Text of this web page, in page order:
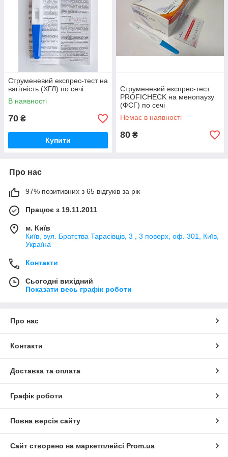
Струменевий експрес-тест на
вагітність (ХГЛ) по сечі
В наявності
70 ₴
Купити
Струменевий експрес-тест
PROFICHECK на менопаузу
(ФСГ) по сечі
Немає в наявності
80 ₴
Про нас
97% позитивних з 65 відгуків за рік
Працює з 19.11.2011
м. Київ
Київ, вул. Братства Тарасівців, 3 , 3 поверх, оф. 301, Київ,
Україна
Контакти
Сьогодні вихідний
Показати весь графік роботи
Про нас
Контакти
Доставка та оплата
Графік роботи
Повна версія сайту
Сайт створено на маркетплейсі Prom.ua